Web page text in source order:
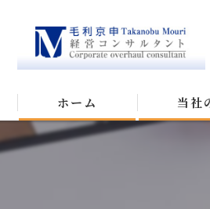
ホーム 当社